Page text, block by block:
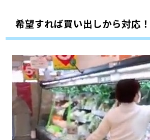
希望すれば買い出しから対応！